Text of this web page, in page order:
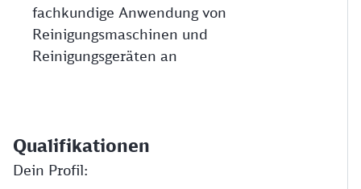
fachkundige Anwendung von
Reinigungsmaschinen und
Reinigungsgeräten an
Qualifikationen
Dein Profil: